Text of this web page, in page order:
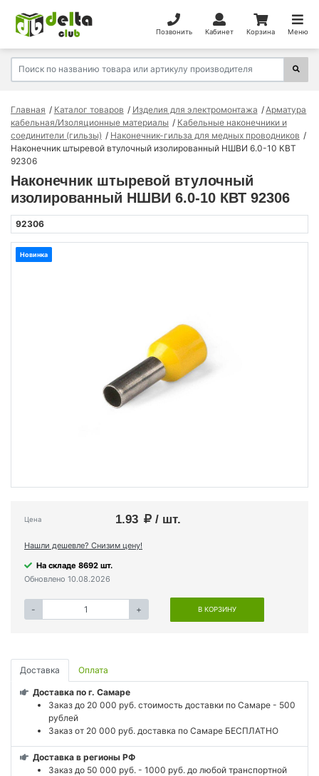
Позвонить Кабинет Корзина Меню
Главная Каталог товаров Изделия для электромонтажа
Арматура
кабельная/Изоляционные материалы
Кабельные наконечники и
соединители (гильзы)
Наконечник-гильза для медных проводников
Наконечник штыревой втулочный изолированный НШВИ 6.0-10 КВТ
92306
Наконечник штыревой втулочный
изолированный НШВИ 6.0-10 КВТ 92306
92306
Новинка
Цена 1.93 / шт.
Нашли дешевле? Снизим цену!
На складе 8692 шт.
Обновлено 10.08.2026
- + В КОРЗИНУ
Доставка Оплата
Доставка по г. Самаре
Заказ до 20 000 руб. стоимость доставки по Самаре - 500
рублей
Заказ от 20 000 руб. доставка по Самаре БЕСПЛАТНО
Доставка в регионы РФ
Заказ до 50 000 руб. - 1000 руб. до любой транспортной